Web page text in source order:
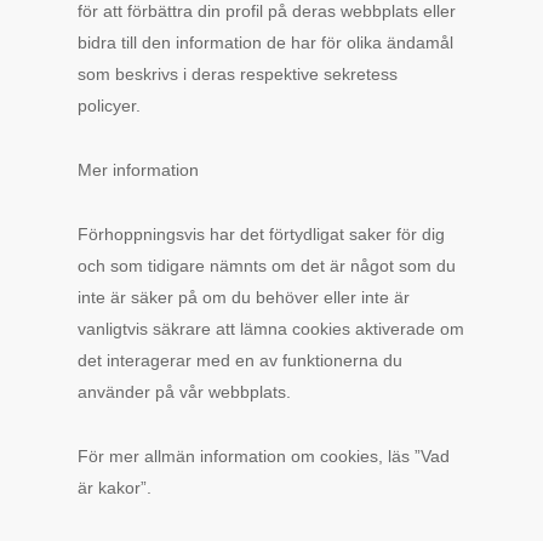
för att förbättra din profil på deras webbplats eller
bidra till den information de har för olika ändamål
som beskrivs i deras respektive sekretess
policyer.
Mer information
Förhoppningsvis har det förtydligat saker för dig
och som tidigare nämnts om det är något som du
inte är säker på om du behöver eller inte är
vanligtvis säkrare att lämna cookies aktiverade om
det interagerar med en av funktionerna du
använder på vår webbplats.
För mer allmän information om cookies, läs ”Vad
är kakor”.